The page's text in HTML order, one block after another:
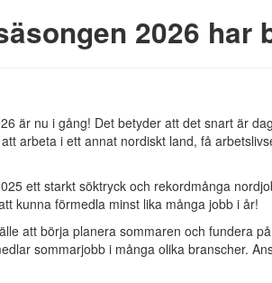
2026 har
är nu i gång! Det betyder att det snart är
arbeta i ett annat nordiskt land, få
ett starkt söktryck och rekordmånga
kunna förmedla minst lika många jobb i år!
att börja planera sommaren och fundera
sommarjobb i många olika branscher.